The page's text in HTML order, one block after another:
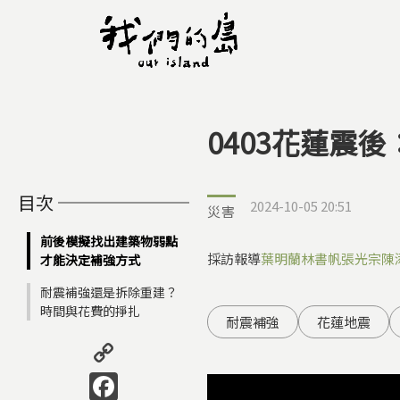
您在這裡
0403花蓮震後
目次
前後模擬找出建築物弱點
才能決定補強方式
耐震補強還是拆除重建？
時間與花費的掙扎
Facebook
災害 2024-10-05 20:51
採訪報導葉明蘭林書帆張光宗陳
耐震補強 花蓮地震